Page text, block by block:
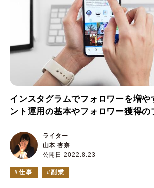
インスタグラムでフォロワーを増や
ント運用の基本やフォロワー獲得の
公開日 2022.8.23
ライター
山本 杏奈
仕事 副業